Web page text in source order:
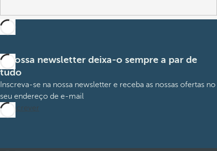
A nossa newsletter deixa-o sempre a par de
tudo
Inscreva-se na nossa newsletter e receba as nossas ofertas no
seu endereço de e-mail
Subscrever